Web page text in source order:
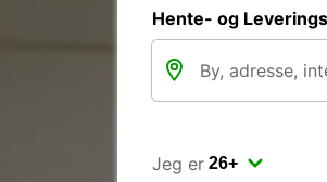
Hente- og
Jeg er